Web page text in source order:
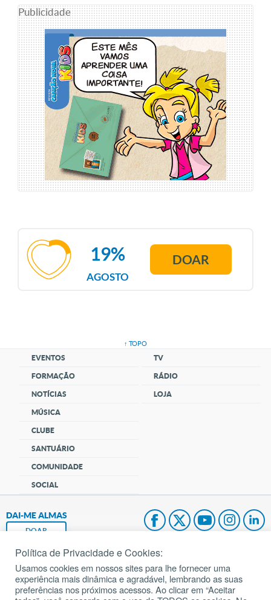
Publicidade
AGOSTO
19% DOAR
↑ TOPO
EVENTOS
FORMAÇÃO
NOTÍCIAS
MÚSICA
CLUBE
SANTUÁRIO
COMUNIDADE
SOCIAL
TV
RÁDIO
LOJA
DAI-ME ALMAS
DOAR
Fundação João Paulo II
Pedido de Oração
Política de Privacidade e Cookies:
Usamos cookies em nossos sites para lhe fornecer uma
experiência mais dinâmica e agradável, lembrando as suas
preferências nos próximos acessos. Ao clicar em “Aceitar